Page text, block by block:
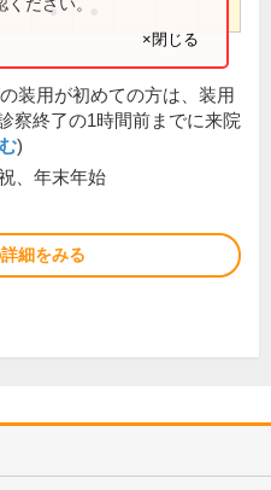
●
×閉じる
装用が初めての方は、装用
察終了の1時間前までに来院
)
、年末年始
細をみる